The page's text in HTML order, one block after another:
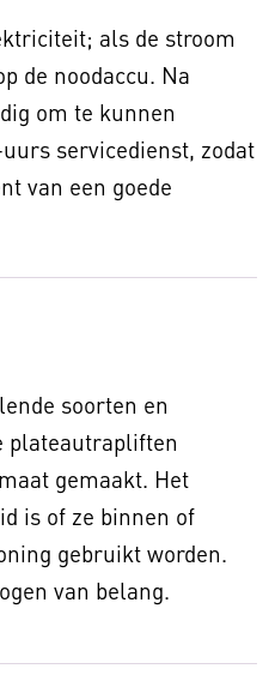
als de stroom
de noodaccu. Na
om te kunnen
servicedienst, zodat
van een goede
soorten en
plateautrapliften
gemaakt. Het
is of ze binnen of
gebruikt worden.
van belang.